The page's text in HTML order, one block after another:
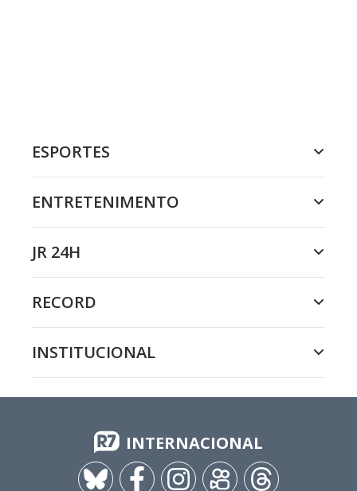
ESPORTES
ENTRETENIMENTO
JR 24H
RECORD
INSTITUCIONAL
INTERNACIONAL